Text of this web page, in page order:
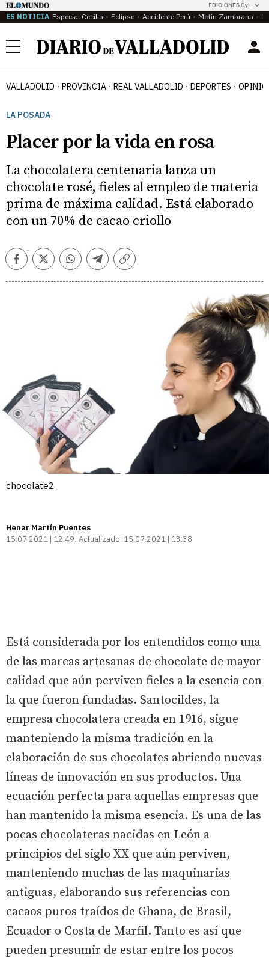
EDICIONES CyL
ES NOTICIA Especial Cecilia Eclipse Accidente Perú Motín Zambrana
Menú
VALLADOLID PROVINCIA REAL VALLADOLID DEPORTES
LA POSADA
Placer por la vida en rosa
La chocolatera centenaria lanza un
chocolate rosé, fieles al empleo de materia
prima de máxima calidad. Está elaborado
con un 70% de cacao criollo
FacebookTwitterWhatsappTelegramCopiar
chocolate2
Henar Martín Puentes
15.07.2021 | 12:49 Actualizado: 15.07.2021 | 13:38
Está considerada por los entendidos como una
de las marcas artesanas de chocolate de mayor
calidad que aún perviven fieles a la esencia con
la que fueron fundadas. Santocildes, la
empresa chocolatera creada en 1916, sigue
manteniendo la misma tradición en la
elaboración de sus chocolates abriendo nuevas
líneas de innovación en sus productos. Una
ecuación perfecta para aquellas empresas que
han mantenido la misma esencia. Es una de las
pocas chocolateras nacidas en León a
principios del siglo XX que aún perviven,
manteniendo muchas de las maquinarias
antiguas, elaborando sus referencias con
cacaos puros traídos de Ghana, de Brasil,
Ecuador o Costa de Marfil. Tanto es así que
pueden presumir de estar entre los pocos